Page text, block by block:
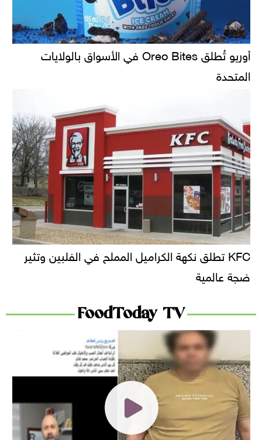
أوريو تُطلق Oreo Bites في الأسواق بالولايات
المتحدة
KFC تطلق نكهة الكراميل المملح في الفلبين وتثير
ضجة عالمية
FoodToday TV